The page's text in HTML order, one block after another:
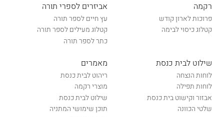
רקמה
פרוכות לארון קודש
קטלוג כיסוי לבימה
אביזרים לספרי תורה
עץ חיים לספר תורה
קטלוג מעילים לספר תורה
כתר לספר תורה
שילוט לבית כנסת
לוחות הנצחה
לוחות תפילה
אבזור וקישוט בית כנסת
שלטי הכוונה
מאמרים
ריהוט לבית כנסת
מוצרי רקמה
שילוט לבית כנסת
תוכן שימושי המתניה